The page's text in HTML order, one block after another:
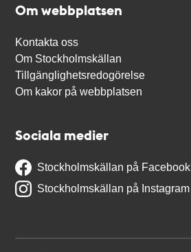
Om webbplatsen
Kontakta oss
Om Stockholmskällan
Tillgänglighetsredogörelse
Om kakor på webbplatsen
Sociala medier
Stockholmskällan på Facebook
Stockholmskällan på Instagram